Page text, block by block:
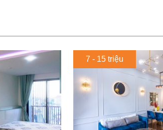
7 - 15 triệu